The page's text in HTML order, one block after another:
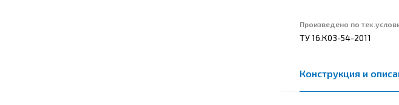
Произведено по
ТУ 16.К03-54-2011
Конструкция и